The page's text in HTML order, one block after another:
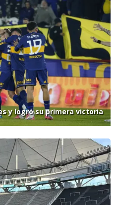
y logró su primera victoria